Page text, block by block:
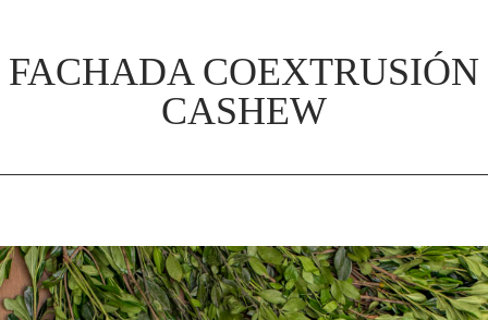
FACHADA COEXTRUSIÓN
CASHEW